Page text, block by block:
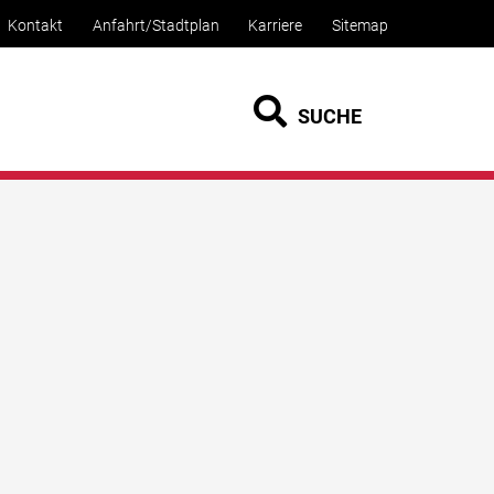
Kontakt Anfahrt/Stadtplan Karriere Sitemap
SUCHE